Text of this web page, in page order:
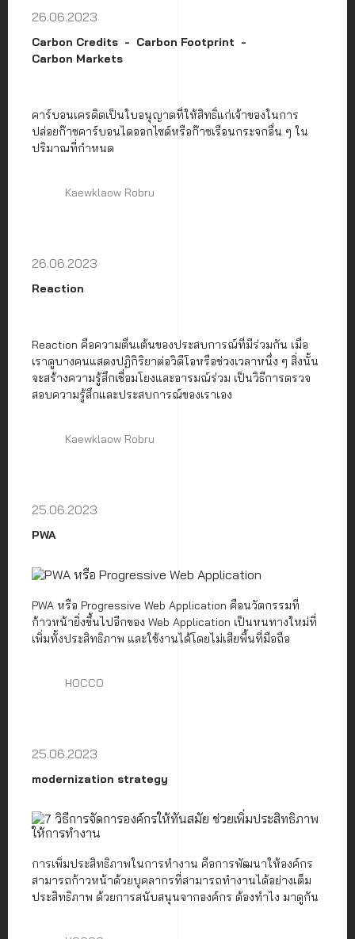
26.06.2023
Carbon Credits
Carbon Footprint
Carbon Markets
คาร์บอนเครดิตเป็นใบอนุญาตที่ให้สิทธิ์แก่เจ้าของในการ
ปล่อยก๊าซคาร์บอนไดออกไซด์หรือก๊าซเรือนกระจกอื่น ๆ ใน
ปริมาณที่กำหนด
Kaewklaow Robru
26.06.2023
Reaction
Reaction คือความตื่นเต้นของประสบการณ์ที่มีร่วมกัน เมื่อ
เราดูบางคนแสดงปฏิกิริยาต่อวิดีโอหรือช่วงเวลาหนึ่ง ๆ สิ่งนั้น
จะสร้างความรู้สึกเชื่อมโยงและอารมณ์ร่วม เป็นวิธีการตรวจ
สอบความรู้สึกและประสบการณ์ของเราเอง
Kaewklaow Robru
25.06.2023
PWA
PWA หรือ Progressive Web Application คือนวัตกรรมที่
ก้าวหน้ายิ่งขึ้นไปอีกของ Web Application เป็นหนทางใหม่ที่
เพิ่มทั้งประสิทธิภาพ และใช้งานได้โดยไม่เสียพื้นที่มือถือ
HOCCO
25.06.2023
modernization strategy
การเพิ่มประสิทธิภาพในการทำงาน คือการพัฒนาให้องค์กร
สามารถก้าวหน้าด้วยบุคลากรที่สามารถทำงานได้อย่างเต็ม
ประสิทธิภาพ ด้วยการสนับสนุนจากองค์กร ต้องทำไง มาดูกัน